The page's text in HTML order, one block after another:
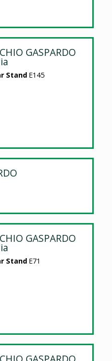
GASPARDO
Stand E145
GASPARDO
Stand E71